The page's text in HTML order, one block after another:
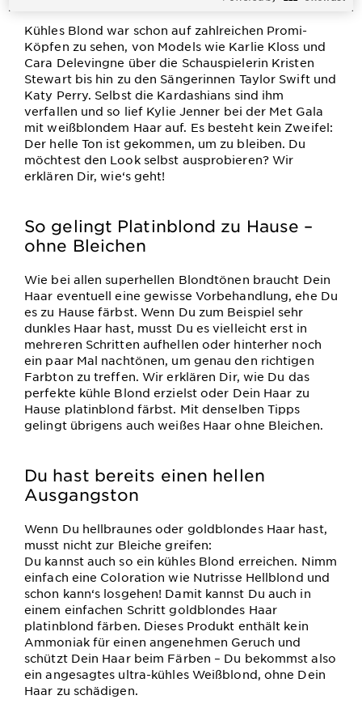
Kühles Blond war schon auf zahlreichen Promi-
Köpfen zu sehen, von Models wie Karlie Kloss und
Cara Delevingne über die Schauspielerin Kristen
Stewart bis hin zu den Sängerinnen Taylor Swift und
Katy Perry. Selbst die Kardashians sind ihm
verfallen und so lief Kylie Jenner bei der Met Gala
mit weißblondem Haar auf. Es besteht kein Zweifel:
Der helle Ton ist gekommen, um zu bleiben. Du
möchtest den Look selbst ausprobieren? Wir
erklären Dir, wie‘s geht!
So gelingt Platinblond zu Hause –
ohne Bleichen
Wie bei allen superhellen Blondtönen braucht Dein
Haar eventuell eine gewisse Vorbehandlung, ehe Du
es zu Hause färbst. Wenn Du zum Beispiel sehr
dunkles Haar hast, musst Du es vielleicht erst in
mehreren Schritten aufhellen oder hinterher noch
ein paar Mal nachtönen, um genau den richtigen
Farbton zu treffen. Wir erklären Dir, wie Du das
perfekte kühle Blond erzielst oder Dein Haar zu
Hause platinblond färbst. Mit denselben Tipps
gelingt übrigens auch weißes Haar ohne Bleichen.
Du hast bereits einen hellen
Ausgangston
Wenn Du hellbraunes oder goldblondes Haar hast,
musst nicht zur Bleiche greifen:
Du kannst auch so ein kühles Blond erreichen. Nimm
einfach eine Coloration wie Nutrisse Hellblond und
schon kann‘s losgehen! Damit kannst Du auch in
einem einfachen Schritt goldblondes Haar
platinblond färben. Dieses Produkt enthält kein
Ammoniak für einen angenehmen Geruch und
schützt Dein Haar beim Färben – Du bekommst also
ein angesagtes ultra-kühles Weißblond, ohne Dein
Haar zu schädigen.